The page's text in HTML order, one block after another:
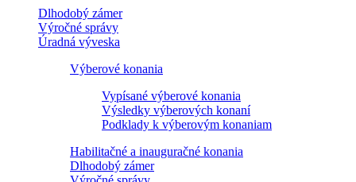
Dlhodobý zámer
Výročné správy
Úradná výveska
Výberové konania
Vypísané výberové konania
Výsledky výberových konaní
Podklady k výberovým konaniam
Habilitačné a inauguračné konania
Dlhodobý zámer